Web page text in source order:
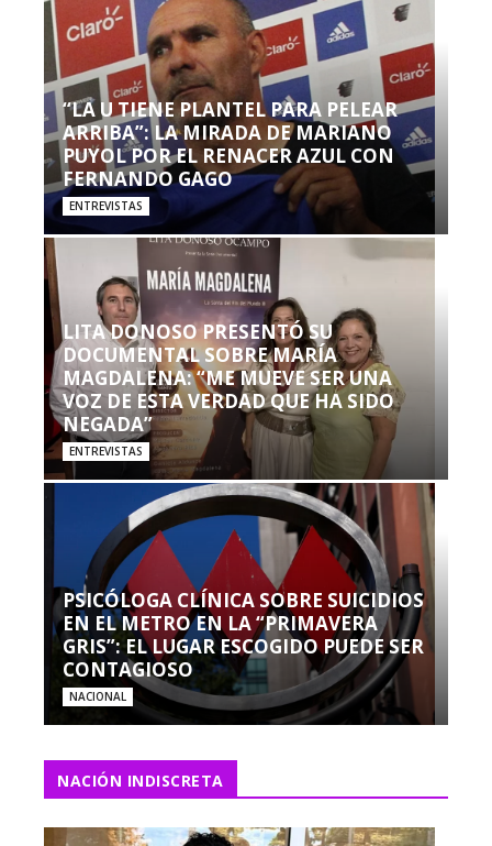
“LA U TIENE PLANTEL PARA PELEAR
ARRIBA”: LA MIRADA DE MARIANO
PUYOL POR EL RENACER AZUL CON
FERNANDO GAGO
ENTREVISTAS
LITA DONOSO PRESENTÓ SU
DOCUMENTAL SOBRE MARÍA
MAGDALENA: “ME MUEVE SER UNA
VOZ DE ESTA VERDAD QUE HA SIDO
NEGADA”
ENTREVISTAS
PSICÓLOGA CLÍNICA SOBRE SUICIDIOS
EN EL METRO EN LA “PRIMAVERA
GRIS”: EL LUGAR ESCOGIDO PUEDE SER
CONTAGIOSO
NACIONAL
NACIÓN INDISCRETA